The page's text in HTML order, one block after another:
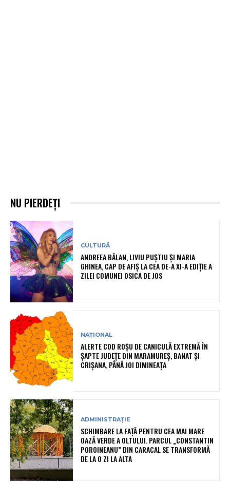
NU PIERDEȚI
CULTURĂ
ANDREEA BĂLAN, LIVIU PUȘTIU ȘI MARIA
GHINEA, CAP DE AFIȘ LA CEA DE-A XI-A EDIȚIE A
ZILEI COMUNEI OSICA DE JOS
NAȚIONAL
ALERTE COD ROȘU DE CANICULĂ EXTREMĂ ÎN
ȘAPTE JUDEȚE DIN MARAMUREȘ, BANAT ȘI
CRIȘANA, PÂNĂ JOI DIMINEAȚA
ADMINISTRAȚIE
SCHIMBARE LA FAȚĂ PENTRU CEA MAI MARE
OAZĂ VERDE A OLTULUI. PARCUL „CONSTANTIN
POROINEANU” DIN CARACAL SE TRANSFORMĂ
DE LA O ZI LA ALTA